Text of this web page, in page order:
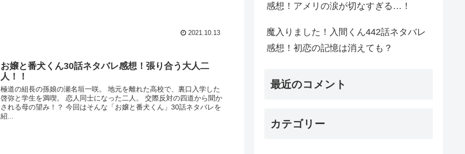
2021.10.13
お嬢と番犬くん30話ネタバレ感想！張り合う大人二
人！！
極道の組長の孫娘の瀬名垣一咲。 地元を離れた高校で、裏口入学した
啓弥と学生を満喫。 恋人同士になった二人。 交際反対の四道から聞か
される母の望み！？ 今回はそんな「お嬢と番犬くん」30話ネタバレを
紹...
感想！アメリの涙が切なすぎる…！
魔入りました！入間くん442話ネタバレ
感想！初恋の記憶は消えても？
最近のコメント
カテゴリー